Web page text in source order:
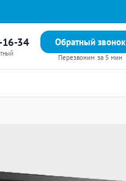
16-34 Обратный звонок
Перезвоним за 5 мин